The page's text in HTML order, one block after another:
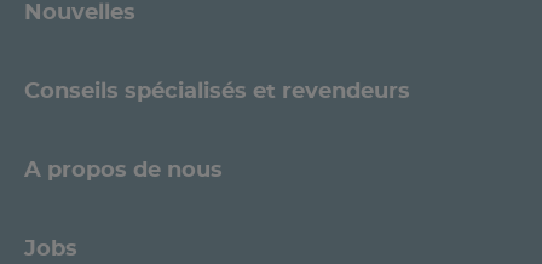
Nouvelles
Conseils spécialisés et revendeurs
A propos de nous
Jobs